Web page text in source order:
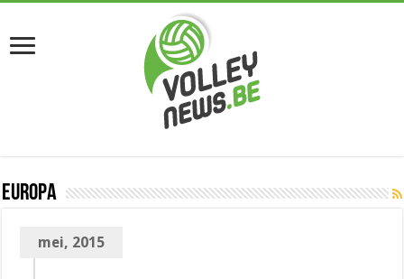
Europa
mei, 2015